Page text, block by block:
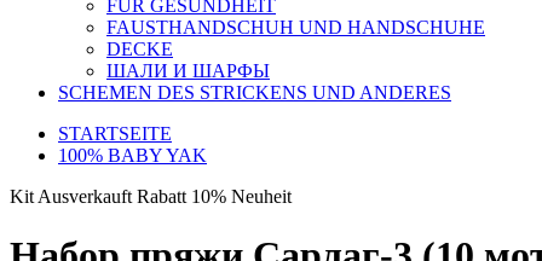
FÜR GESUNDHEIT
FAUSTHANDSCHUH UND HANDSCHUHE
DECKE
ШАЛИ И ШАРФЫ
SCHEMEN DES STRICKENS UND ANDERES
STARTSEITE
100% BABY YAK
Kit Ausverkauft Rabatt 10% Neuheit